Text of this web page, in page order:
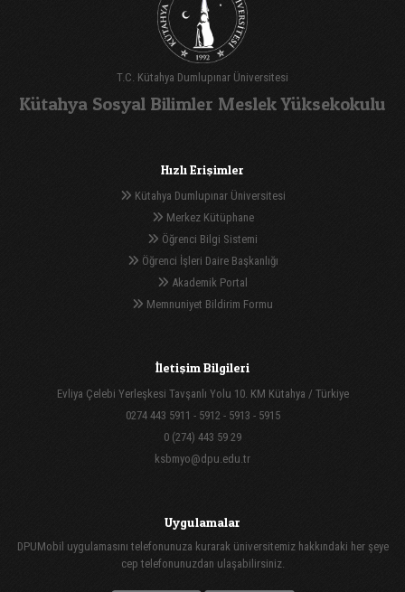
T.C. Kütahya Dumlupınar Üniversitesi
Kütahya Sosyal Bilimler Meslek Yüksekokulu
Hızlı Erişimler
Kütahya Dumlupınar Üniversitesi
Merkez Kütüphane
Öğrenci Bilgi Sistemi
Öğrenci İşleri Daire Başkanlığı
Akademik Portal
Memnuniyet Bildirim Formu
İletişim Bilgileri
Evliya Çelebi Yerleşkesi Tavşanlı Yolu 10. KM Kütahya / Türkiye
0274 443 5911 - 5912 - 5913 - 5915
0 (274) 443 59 29
ksbmyo@dpu.edu.tr
Uygulamalar
DPUMobil uygulamasını telefonunuza kurarak üniversitemiz hakkındaki her şeye
cep telefonunuzdan ulaşabilirsiniz.